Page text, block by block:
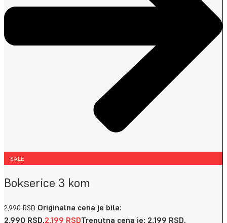
SALE
Bokserice 3 kom
2,990RSD Originalna cena je bila:
2,990 RSD.2,199 RSDTrenutna cena je: 2,199 RSD.